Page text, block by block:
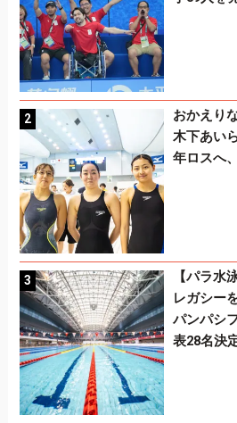
おかえり
木下あい
年ロスへ
【パラ水
レガシー
パンパシ
表28名決